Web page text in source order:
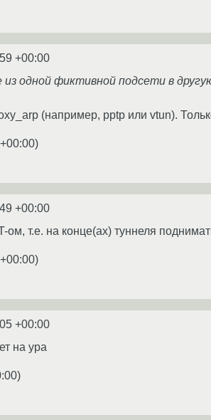
+00:00
одной фиктивной подсети в
(например, pptp или vtun).
)
+00:00
т.е. на конце(ах) туннеля
)
+00:00
на ура
)